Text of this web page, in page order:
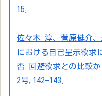
15.
佐々木 淳、菅原健介
における自己呈示欲求
否 回避欲求との比較
2号,142−143.